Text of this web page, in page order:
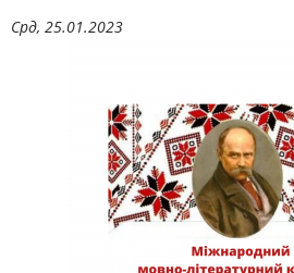
Срд, 25.01.2023